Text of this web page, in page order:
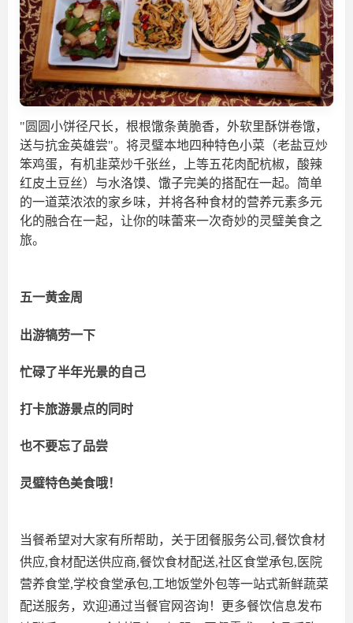
"圆圆小饼径尺长，根根馓条黄脆香，外软里酥饼卷馓，
送与抗金英雄尝"。将灵璧本地四种特色小菜（老盐豆炒
笨鸡蛋，有机韭菜炒千张丝，上等五花肉配杭椒，酸辣
红皮土豆丝）与水洛馍、馓子完美的搭配在一起。简单
的一道菜浓浓的家乡味，并将各种食材的营养元素多元
化的融合在一起，让你的味蕾来一次奇妙的灵璧美食之
旅。
五一黄金周
出游犒劳一下
忙碌了半年光景的自己
打卡旅游景点的同时
也不要忘了品尝
灵璧特色美食哦！
当餐希望对大家有所帮助，关于团餐服务公司,餐饮食材
供应,食材配送供应商,餐饮食材配送,社区食堂承包,医院
营养食堂,学校食堂承包,工地饭堂外包等一站式新鲜蔬菜
配送服务，欢迎通过当餐官网咨询！更多餐饮信息发布